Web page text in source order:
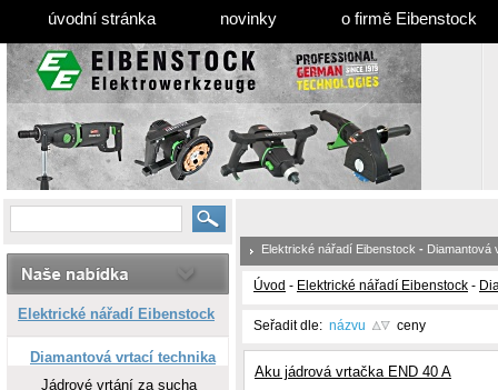
úvodní stránka novinky o firmě Eibenstock
Elektrické nářadí Eibenstock
Diamantová vrtací technika
Jádrové vrtání za sucha
Elektrické nářadí Eibenstock - Diamantová
Úvod - Elektrické nářadí Eibenstock -
Seřadit dle: názvu ceny
Aku jádrová vrtačka END 40 A